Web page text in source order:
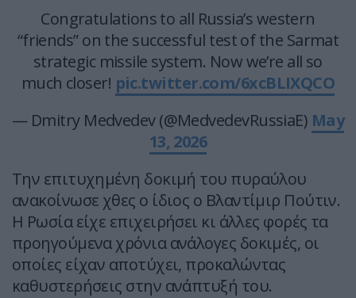
Congratulations to all Russia’s western
“friends” on the successful test of the Sarmat
strategic missile system. Now we’re all so
much closer! pic.twitter.com/6xcBLIXQCO
— Dmitry Medvedev (@MedvedevRussiaE) May
13, 2026
Την επιτυχημένη δοκιμή του πυραύλου
ανακοίνωσε χθες ο ίδιος ο Βλαντίμιρ Πούτιν.
Η Ρωσία είχε επιχειρήσει κι άλλες φορές τα
προηγούμενα χρόνια ανάλογες δοκιμές, οι
οποίες είχαν αποτύχει, προκαλώντας
καθυστερήσεις στην ανάπτυξή του.